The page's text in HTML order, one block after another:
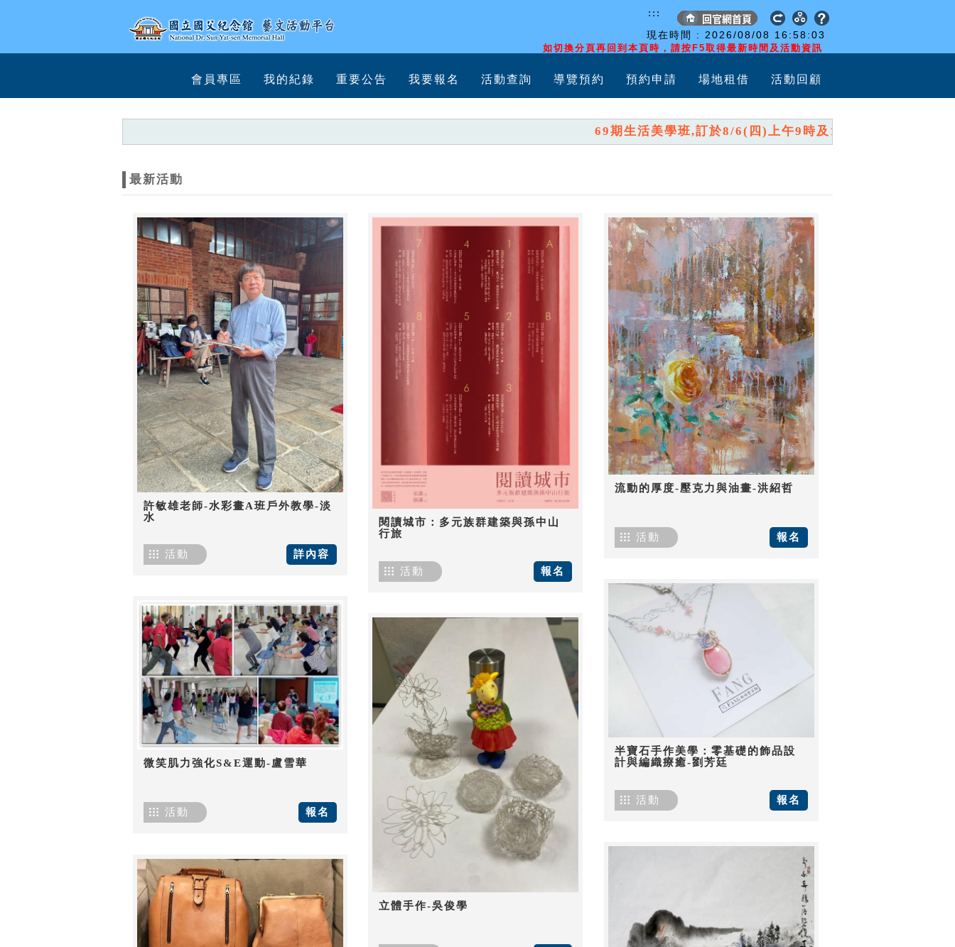
現在時間 : 2026/08/08 16:58:04
如切換分頁再回到本頁時，請按F5取得最新時間及活動資訊
:::
會員專區 我的紀錄 重要公告 我要報名 活動查詢 導覽預約 預約申請 場地租借 活動回顧
69期生活美學班,訂於8/6(四)上午9時及10時,分兩時段開放報名,
最新活動
許敏雄老師-水彩畫A班戶外教學-淡
水
詳內容
活動
閱讀城市：多元族群建築與孫中山
行旅
報名
活動
流動的厚度-壓克力與油畫-洪紹哲
報名
活動
半寶石手作美學：零基礎的飾品設
計與編織療癒-劉芳廷
報名
活動
微笑肌力強化S&E運動-盧雪華
報名
活動
立體手作-吳俊學